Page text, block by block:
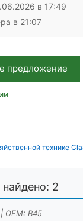
в 17:49
в 21:07
предложение
технике
2
OEM: В45